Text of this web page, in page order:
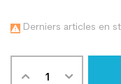
 Derniers articles en